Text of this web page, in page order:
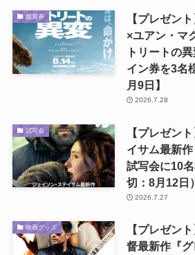
鑑賞券
【プレゼン
×ユアン・マ
トリートの
イン券を3名
月9日】
2026.7.28
試写会
【プレゼン
イサム最新
試写会に10
切：8月12日）
2026.7.27
映画グッズ
【プレゼン
督最新作『グ